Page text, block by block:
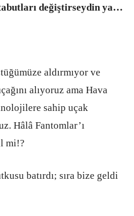
değiştirseydin ya…
aldırmıyor ve
alıyoruz ama Hava
sahip uçak
Hâlâ Fantomlar’ı
mi!?
batırdı; sıra bize geldi